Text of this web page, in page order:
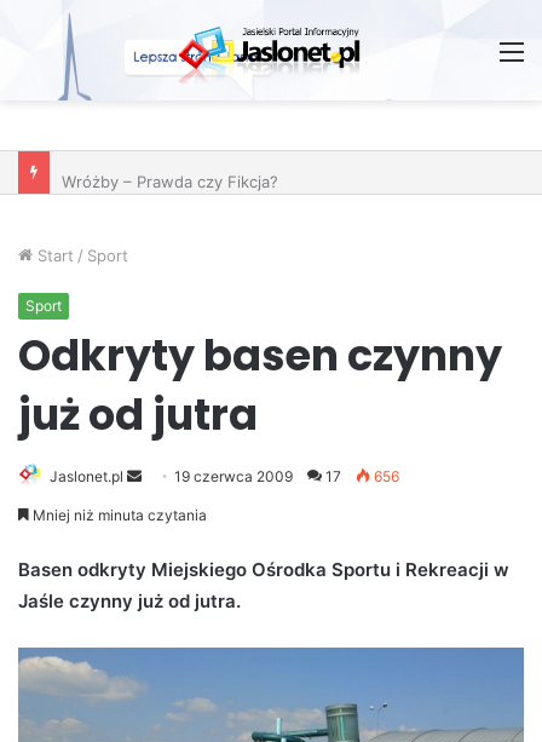
Wróżby – Prawda czy Fikcja?
Start / Sport
Sport
Odkryty basen czynny
już od jutra
Jaslonet.pl
d
a
e
m
19 czerwca 2009 17 656
Mniej niż minuta czytania
Basen odkryty Miejskiego Ośrodka Sportu i Rekreacji w
Jaśle czynny już od jutra.